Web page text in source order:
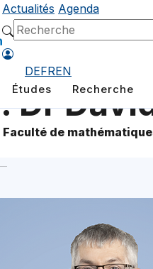
Actualités Agenda
DEFREN
Études Recherche
Dr
Faculté de